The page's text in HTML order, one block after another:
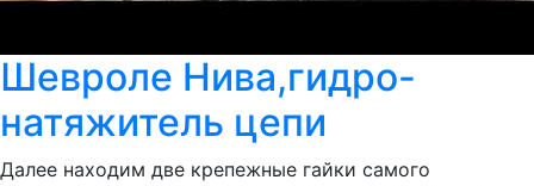
Шевроле Нива,гидро-
натяжитель цепи
Далее находим две крепежные гайки самого